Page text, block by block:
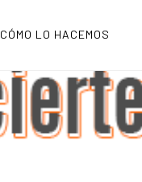
CÓMO LO HACEMOS